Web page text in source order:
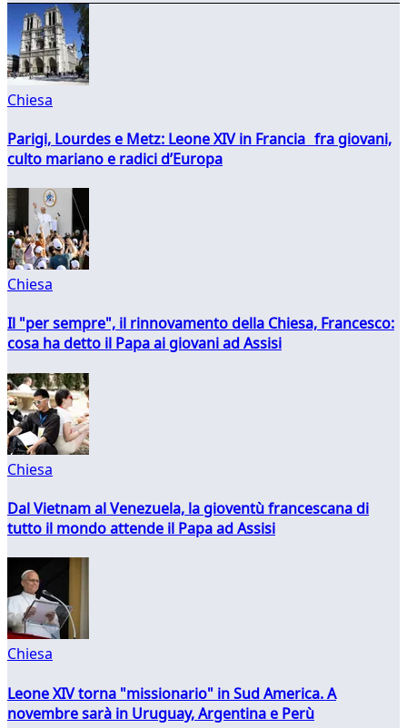
Chiesa
Parigi, Lourdes e Metz: Leone XIV in Francia fra giovani,
culto mariano e radici d’Europa
Chiesa
Il "per sempre", il rinnovamento della Chiesa, Francesco:
cosa ha detto il Papa ai giovani ad Assisi
Chiesa
Dal Vietnam al Venezuela, la gioventù francescana di
tutto il mondo attende il Papa ad Assisi
Chiesa
Leone XIV torna "missionario" in Sud America. A
novembre sarà in Uruguay, Argentina e Perù